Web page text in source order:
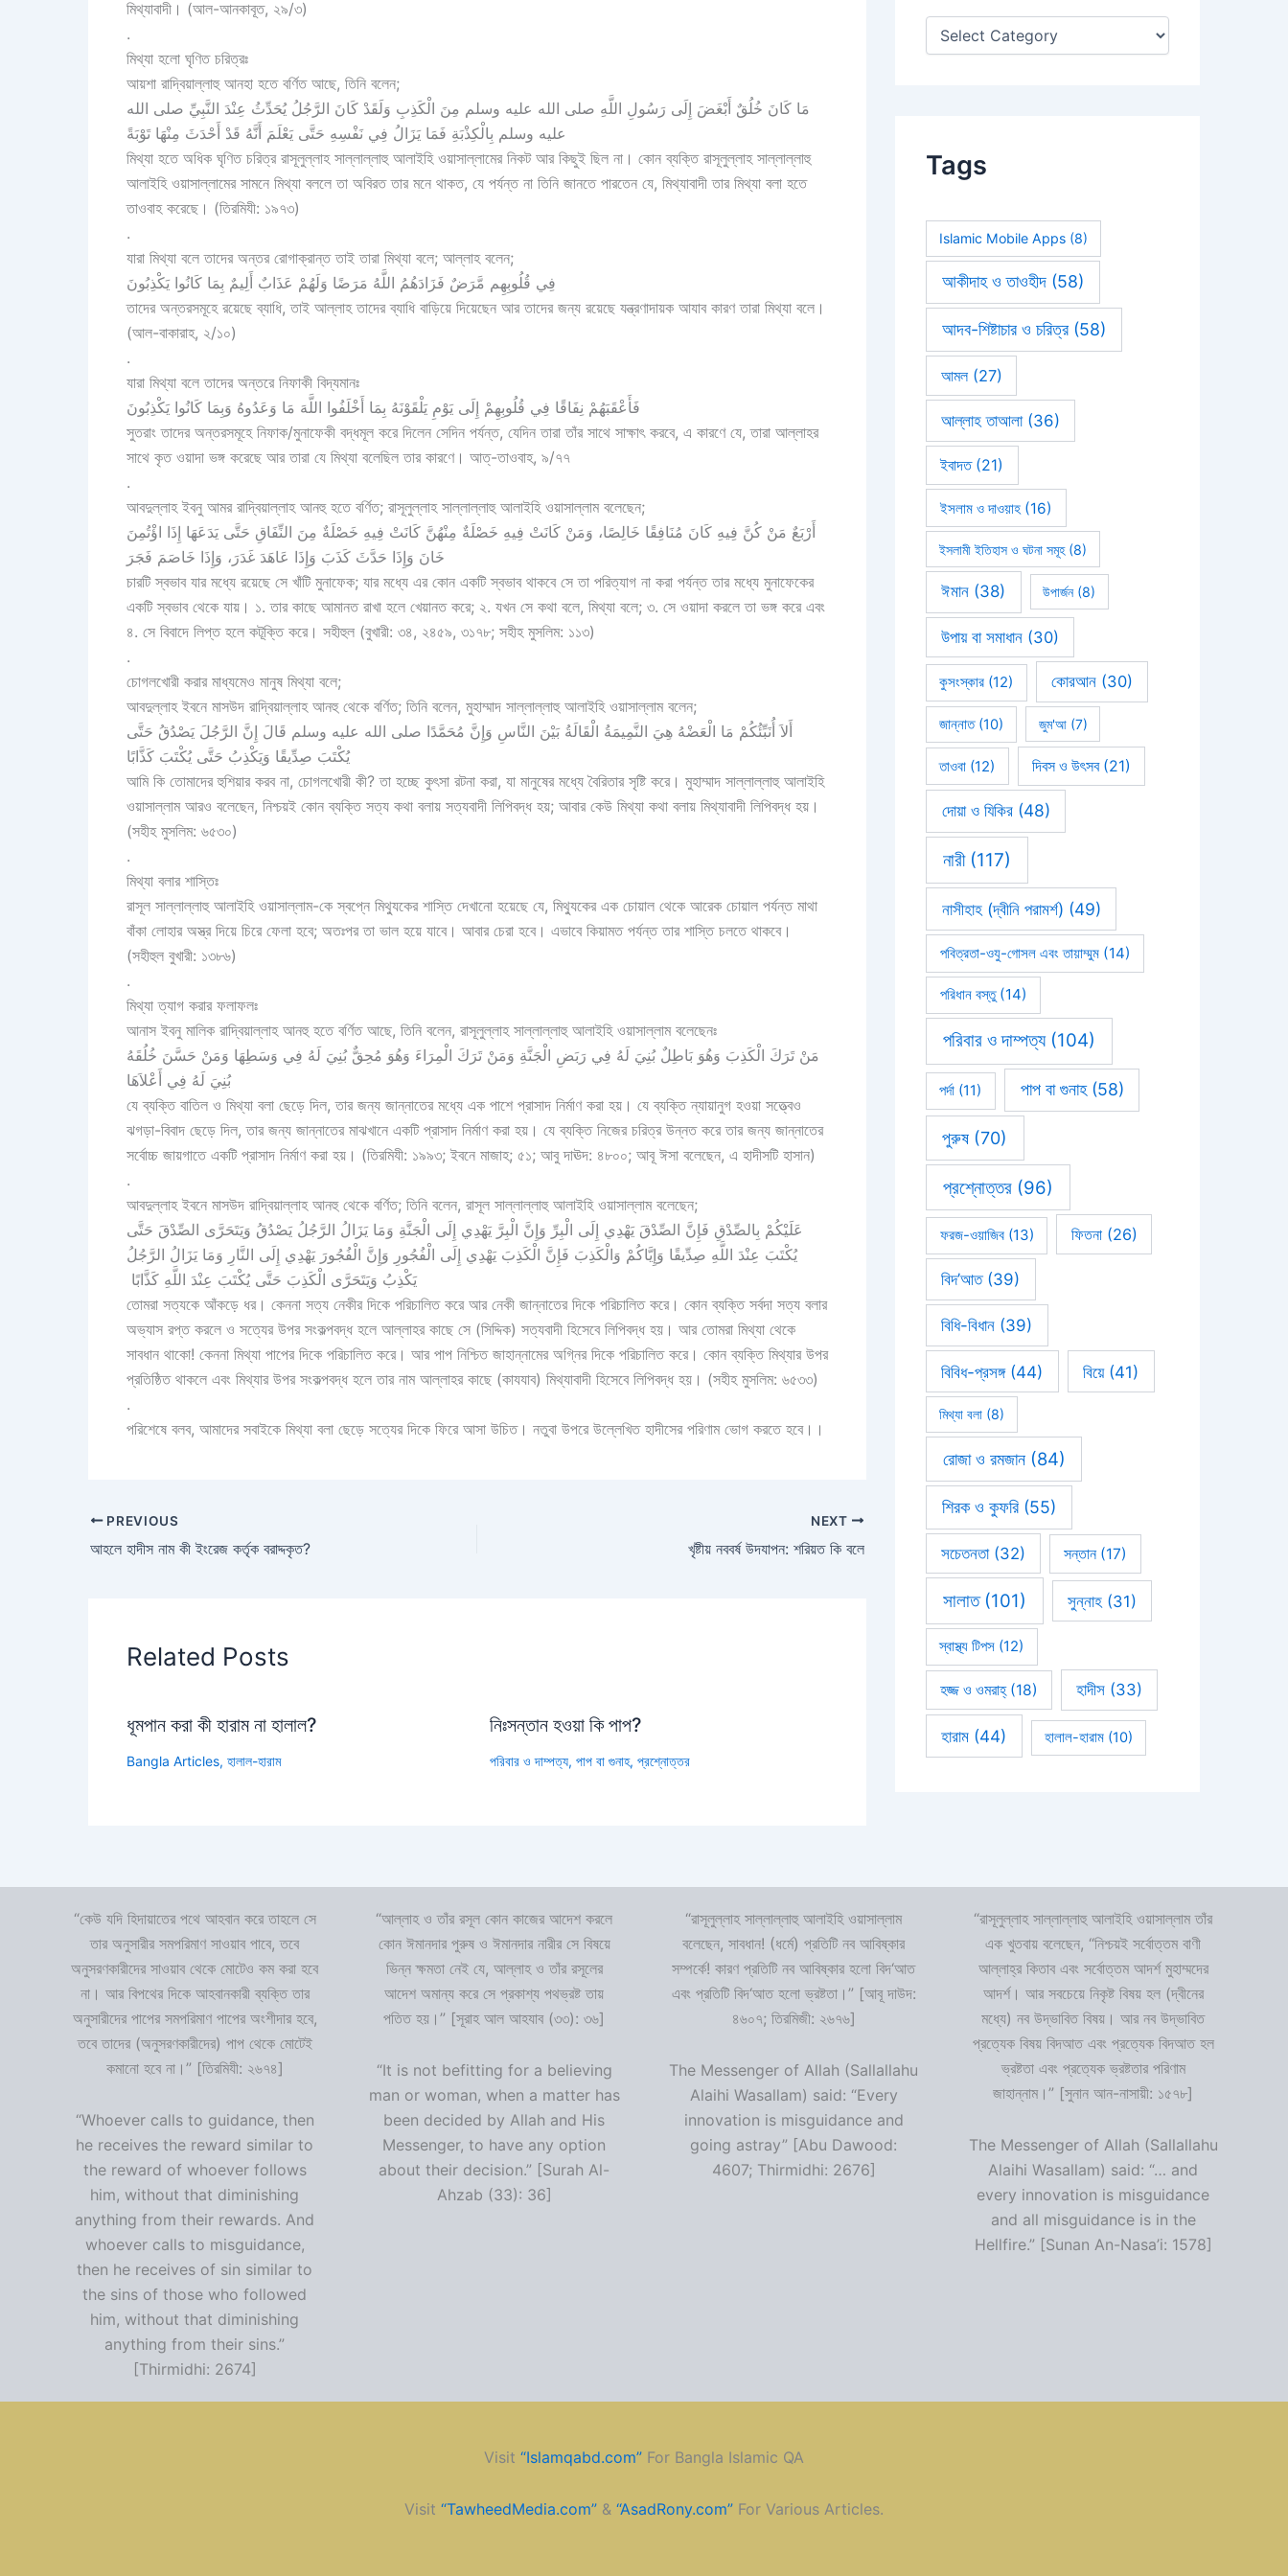
মিথ্যাবাদী। (আল-আনকাবূত, ২৯/৩)
.
মিথ্যা হলো ঘৃণিত চরিত্রঃ
আয়শা রাদ্বিয়াল্লাহু আনহা হতে বর্ণিত আছে, তিনি বলেন;
مَا كَانَ خُلُقٌ أَبْغَضَ إِلَى رَسُولِ اللَّهِ صلى الله عليه وسلم مِنَ الْكَذِبِ وَلَقَدْ كَانَ الرَّجُلُ يُحَدِّثُ عِنْدَ النَّبِيِّ صلى الله
عليه وسلم بِالْكِذْبَةِ فَمَا يَزَالُ فِي نَفْسِهِ حَتَّى يَعْلَمَ أَنَّهُ قَدْ أَحْدَثَ مِنْهَا تَوْبَةً
মিথ্যা হতে অধিক ঘৃণিত চরিত্র রাসূলুল্লাহ সাল্লাল্লাহু আলাইহি ওয়াসাল্লামের নিকট আর কিছুই ছিল না। কোন ব্যক্তি রাসূলুল্লাহ সাল্লাল্লাহু
আলাইহি ওয়াসাল্লামের সামনে মিথ্যা বললে তা অবিরত তার মনে থাকত, যে পর্যন্ত না তিনি জানতে পারতেন যে, মিথ্যাবাদী তার মিথ্যা বলা হতে
তাওবাহ করেছে। (তিরমিযী: ১৯৭৩)
.
যারা মিথ্যা বলে তাদের অন্তর রোগাক্রান্ত তাই তারা মিথ্যা বলে; আল্লাহ বলেন;
فِي قُلُوبِهِم مَّرَضٌ فَزَادَهُمُ اللَّهُ مَرَضًا وَلَهُمْ عَذَابٌ أَلِيمٌ بِمَا كَانُوا يَكْذِبُونَ
তাদের অন্তরসমূহে রয়েছে ব্যাধি, তাই আল্লাহ তাদের ব্যাধি বাড়িয়ে দিয়েছেন আর তাদের জন্য রয়েছে যন্ত্রণাদায়ক আযাব কারণ তারা মিথ্যা বলে।
(আল-বাকারাহ, ২/১০)
.
যারা মিথ্যা বলে তাদের অন্তরে নিফাকী বিদ্যমানঃ
فَأَعْقَبَهُمْ نِفَاقًا فِي قُلُوبِهِمْ إِلَى يَوْمِ يَلْقَوْنَهُ بِمَا أَخْلَفُوا اللَّهَ مَا وَعَدُوهُ وَبِمَا كَانُوا يَكْذِبُونَ
সুতরাং তাদের অন্তরসমূহে নিফাক/মুনাফেকী বদ্ধমূল করে দিলেন সেদিন পর্যন্ত, যেদিন তারা তাঁর সাথে সাক্ষাৎ করবে, এ কারণে যে, তারা আল্লাহর
সাথে কৃত ওয়াদা ভঙ্গ করেছে আর তারা যে মিথ্যা বলেছিল তার কারণে। আত্-তাওবাহ, ৯/৭৭
.
আবদুল্লাহ ইবনু আমর রাদ্বিয়াল্লাহ আনহু হতে বর্ণিত; রাসূলুল্লাহ সাল্লাল্লাহু আলাইহি ওয়াসাল্লাম বলেছেন;
أَرْبَعٌ مَنْ كُنَّ فِيهِ كَانَ مُنَافِقًا خَالِصًا، وَمَنْ كَانَتْ فِيهِ خَصْلَةٌ مِنْهُنَّ كَانَتْ فِيهِ خَصْلَةٌ مِنَ النِّفَاقِ حَتَّى يَدَعَهَا إِذَا اؤْتُمِنَ
خَانَ وَإِذَا حَدَّثَ كَذَبَ وَإِذَا عَاهَدَ غَدَرَ، وَإِذَا خَاصَمَ فَجَرَ
চারটি স্বভাব যার মধ্যে রয়েছে সে খাঁটি মুনাফেক; যার মধ্যে এর কোন একটি স্বভাব থাকবে সে তা পরিত্যাগ না করা পর্যন্ত তার মধ্যে মুনাফেকের
একটি স্বভাব থেকে যায়। ১. তার কাছে আমানত রাখা হলে খেয়ানত করে; ২. যখন সে কথা বলে, মিথ্যা বলে; ৩. সে ওয়াদা করলে তা ভঙ্গ করে এবং
৪. সে বিবাদে লিপ্ত হলে কটূক্তি করে। সহীহুল (বুখারী: ৩৪, ২৪৫৯, ৩১৭৮; সহীহ মুসলিম: ১১৩)
.
চোগলখোরী করার মাধ্যমেও মানুষ মিথ্যা বলে;
আবদুল্লাহ ইবনে মাসউদ রাদ্বিয়াল্লাহ আনহু থেকে বর্ণিত; তিনি বলেন, মুহাম্মাদ সাল্লাল্লাহু আলাইহি ওয়াসাল্লাম বলেন;
أَلاَ أُنَبِّئُكُمْ مَا الْعَضْهُ هِيَ النَّمِيمَةُ الْقَالَةُ بَيْنَ النَّاسِ وَإِنَّ مُحَمَّدًا صلى الله عليه وسلم قَالَ ‏إِنَّ الرَّجُلَ يَصْدُقُ حَتَّى
يُكْتَبَ صِدِّيقًا وَيَكْذِبُ حَتَّى يُكْتَبَ كَذَّابًا
আমি কি তোমাদের হুশিয়ার করব না, চোগলখোরী কী? তা হচ্ছে কুৎসা রটনা করা, যা মানুষের মধ্যে বৈরিতার সৃষ্টি করে। মুহাম্মাদ সাল্লাল্লাহু আলাইহি
ওয়াসাল্লাম আরও বলেছেন, নিশ্চয়ই কোন ব্যক্তি সত্য কথা বলায় সত্যবাদী লিপিবদ্ধ হয়; আবার কেউ মিথ্যা কথা বলায় মিথ্যাবাদী লিপিবদ্ধ হয়।
(সহীহ মুসলিম: ৬৫৩০)
.
মিথ্যা বলার শাস্তিঃ
রাসূল সাল্লাল্লাহু আলাইহি ওয়াসাল্লাম-কে স্বপ্নে মিথ্যুকের শাস্তি দেখানো হয়েছে যে, মিথ্যুকের এক চোয়াল থেকে আরেক চোয়াল পর্যন্ত মাথা
বাঁকা লোহার অস্ত্র দিয়ে চিরে ফেলা হবে; অতঃপর তা ভাল হয়ে যাবে। আবার চেরা হবে। এভাবে কিয়ামত পর্যন্ত তার শাস্তি চলতে থাকবে।
(সহীহুল বুখারী: ১৩৮৬)
.
মিথ্যা ত্যাগ করার ফলাফলঃ
আনাস ইবনু মালিক রাদ্বিয়াল্লাহ আনহু হতে বর্ণিত আছে, তিনি বলেন, রাসূলুল্লাহ সাল্লাল্লাহু আলাইহি ওয়াসাল্লাম বলেছেনঃ
مَنْ تَرَكَ الْكَذِبَ وَهُوَ بَاطِلٌ بُنِيَ لَهُ فِي رَبَضِ الْجَنَّةِ وَمَنْ تَرَكَ الْمِرَاءَ وَهُوَ مُحِقٌّ بُنِيَ لَهُ فِي وَسَطِهَا وَمَنْ حَسَّنَ خُلُقَهُ
بُنِيَ لَهُ فِي أَعْلاَهَا
যে ব্যক্তি বাতিল ও মিথ্যা বলা ছেড়ে দিল, তার জন্য জান্নাতের মধ্যে এক পাশে প্রাসাদ নির্মাণ করা হয়। যে ব্যক্তি ন্যায়ানুগ হওয়া সত্ত্বেও
ঝগড়া-বিবাদ ছেড়ে দিল, তার জন্য জান্নাতের মাঝখানে একটি প্রাসাদ নির্মাণ করা হয়। যে ব্যক্তি নিজের চরিত্র উন্নত করে তার জন্য জান্নাতের
সর্বোচ্চ জায়গাতে একটি প্রাসাদ নির্মাণ করা হয়। (তিরমিযী: ১৯৯৩; ইবনে মাজাহ; ৫১; আবু দাঊদ: ৪৮০০; আবূ ঈসা বলেছেন, এ হাদীসটি হাসান)
.
আবদুল্লাহ ইবনে মাসউদ রাদ্বিয়াল্লাহ আনহু থেকে বর্ণিত; তিনি বলেন, রাসূল সাল্লাল্লাহু আলাইহি ওয়াসাল্লাম বলেছেন;
عَلَيْكُمْ بِالصِّدْقِ فَإِنَّ الصِّدْقَ يَهْدِي إِلَى الْبِرِّ وَإِنَّ الْبِرَّ يَهْدِي إِلَى الْجَنَّةِ وَمَا يَزَالُ الرَّجُلُ يَصْدُقُ وَيَتَحَرَّى الصِّدْقَ حَتَّى
يُكْتَبَ عِنْدَ اللَّهِ صِدِّيقًا وَإِيَّاكُمْ وَالْكَذِبَ فَإِنَّ الْكَذِبَ يَهْدِي إِلَى الْفُجُورِ وَإِنَّ الْفُجُورَ يَهْدِي إِلَى النَّارِ وَمَا يَزَالُ الرَّجُلُ
يَكْذِبُ وَيَتَحَرَّى الْكَذِبَ حَتَّى يُكْتَبَ عِنْدَ اللَّهِ كَذَّابًا ‏
তোমরা সত্যকে আঁকড়ে ধর। কেননা সত্য নেকীর দিকে পরিচালিত করে আর নেকী জান্নাতের দিকে পরিচালিত করে। কোন ব্যক্তি সর্বদা সত্য বলার
অভ্যাস রপ্ত করলে ও সত্যের উপর সংকল্পবদ্ধ হলে আল্লাহর কাছে সে (সিদ্দিক) সত্যবাদী হিসেবে লিপিবদ্ধ হয়। আর তোমরা মিথ্যা থেকে
সাবধান থাকো! কেননা মিথ্যা পাপের দিকে পরিচালিত করে। আর পাপ নিশ্চিত জাহান্নামের অগ্নির দিকে পরিচালিত করে। কোন ব্যক্তি মিথ্যার উপর
প্রতিষ্ঠিত থাকলে এবং মিথ্যার উপর সংকল্পবদ্ধ হলে তার নাম আল্লাহর কাছে (কাযযাব) মিথ্যাবাদী হিসেবে লিপিবদ্ধ হয়। (সহীহ মুসলিম: ৬৫৩৩)
.
পরিশেষে বলব, আমাদের সবাইকে মিথ্যা বলা ছেড়ে সত্যের দিকে ফিরে আসা উচিত। নতুবা উপরে উল্লেখিত হাদীসের পরিণাম ভোগ করতে হবে।।
PREVIOUS
আহলে হাদীস নাম কী ইংরেজ কর্তৃক বরাদ্দকৃত?
NEXT
খৃষ্টীয় নববর্ষ উদযাপন: শরিয়ত কি বলে
Related Posts
ধূমপান করা কী হারাম না হালাল?
Bangla Articles, হালাল-হারাম
নিঃসন্তান হওয়া কি পাপ?
পরিবার ও দাম্পত্য, পাপ বা গুনাহ, প্রশ্নোত্তর
:
Tags
Islamic Mobile Apps(8)
আকীদাহ ও তাওহীদ(58)
আদব-শিষ্টাচার ও চরিত্র(58)
আমল(27)
আল্লাহ তাআলা(36)
ইবাদত(21)
ইসলাম ও দাওয়াহ(16)
ইসলামী ইতিহাস ও ঘটনা সমূহ(8)
ঈমান (38) উপার্জন(8)
উপায় বা সমাধান(30)
কুসংস্কার (12) কোরআন(30)
জান্নাত(10) জুম'আ(7)
তাওবা (12) দিবস ও উৎসব(21)
দোয়া ও যিকির(48)
নারী(117)
নাসীহাহ (দ্বীনি পরামর্শ) (49)
পবিত্রতা-ওযু-গোসল এবং তায়াম্মুম(14)
পরিধান বস্তু(14)
পরিবার ও দাম্পত্য(104)
পর্দা (11) পাপ বা গুনাহ(58)
পুরুষ (70)
প্রশ্নোত্তর(96)
ফরজ-ওয়াজিব(13) ফিতনা(26)
বিদ’আত(39)
বিধি-বিধান (39)
বিবিধ-প্রসঙ্গ(44) বিয়ে(41)
মিথ্যা বলা(8)
রোজা ও রমজান(84)
শিরক ও কুফরি(55)
সচেতনতা(32) সন্তান(17)
সালাত(101) সুন্নাহ(31)
স্বাস্থ্য টিপস (12)
হজ্জ ও ওমরাহ্‌(18) হাদীস (33)
হারাম (44) হালাল-হারাম (10)
“কেউ যদি হিদায়াতের পথে আহবান করে তাহলে সে
তার অনুসারীর সমপরিমাণ সাওয়াব পাবে, তবে
অনুসরণকারীদের সাওয়াব থেকে মোটেও কম করা হবে
না। আর বিপথের দিকে আহবানকারী ব্যক্তি তার
অনুসারীদের পাপের সমপরিমাণ পাপের অংশীদার হবে,
তবে তাদের (অনুসরণকারীদের) পাপ থেকে মোটেই
কমানো হবে না।” [তিরমিযী: ২৬৭৪]
“Whoever calls to guidance, then
he receives the reward similar to
the reward of whoever follows
him, without that diminishing
anything from their rewards. And
whoever calls to misguidance,
then he receives of sin similar to
the sins of those who followed
him, without that diminishing
anything from their sins.”
[Thirmidhi: 2674]
“আল্লাহ ও তাঁর রসূল কোন কাজের আদেশ করলে
কোন ঈমানদার পুরুষ ও ঈমানদার নারীর সে বিষয়ে
ভিন্ন ক্ষমতা নেই যে, আল্লাহ ও তাঁর রসূলের
আদেশ অমান্য করে সে প্রকাশ্য পথভ্রষ্ট তায়
পতিত হয়।” [সূরাহ আল আহযাব (৩৩): ৩৬]
“It is not befitting for a believing
man or woman, when a matter has
been decided by Allah and His
Messenger, to have any option
about their decision.” [Surah Al-
Ahzab (33): 36]
“রাসূলুল্লাহ সাল্লাল্লাহু আলাইহি ওয়াসাল্লাম
বলেছেন, সাবধান! (ধর্মে) প্রতিটি নব আবিষ্কার
সম্পর্কে! কারণ প্রতিটি নব আবিষ্কার হলো বিদ‘আত
এবং প্রতিটি বিদ‘আত হলো ভ্রষ্টতা।” [আবূ দাউদ:
৪৬০৭; তিরমিজী: ২৬৭৬]
The Messenger of Allah (Sallallahu
Alaihi Wasallam) said: “Every
innovation is misguidance and
going astray” [Abu Dawood:
4607; Thirmidhi: 2676]
“রাসূলুল্লাহ সাল্লাল্লাহু আলাইহি ওয়াসাল্লাম তাঁর
এক খুতবায় বলেছেন, “নিশ্চয়ই সর্বোত্তম বাণী
আল্লাহ্‌র কিতাব এবং সর্বোত্তম আদর্শ মুহাম্মদের
আদর্শ। আর সবচেয়ে নিকৃষ্ট বিষয় হল (দ্বীনের
মধ্যে) নব উদ্ভাবিত বিষয়। আর নব উদ্ভাবিত
প্রত্যেক বিষয় বিদআত এবং প্রত্যেক বিদআত হল
ভ্রষ্টতা এবং প্রত্যেক ভ্রষ্টতার পরিণাম
জাহান্নাম।” [সুনান আন-নাসায়ী: ১৫৭৮]
The Messenger of Allah (Sallallahu
Alaihi Wasallam) said: “… and
every innovation is misguidance
and all misguidance is in the
Hellfire.” [Sunan An-Nasa’i: 1578]
Visit “Islamqabd.com” For Bangla Islamic QA
Visit “TawheedMedia.com” & “AsadRony.com” For Various Articles.